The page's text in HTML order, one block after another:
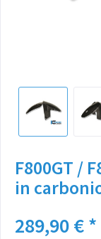
F800GT /
in
289,90 € *